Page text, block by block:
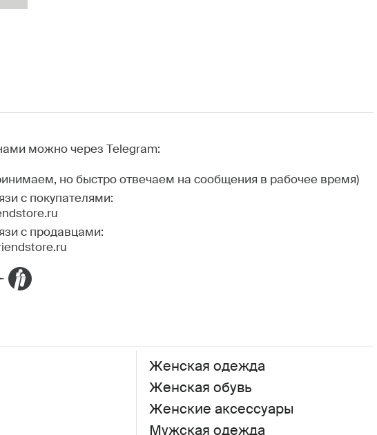
можно через Telegram:
но быстро отвечаем на сообщения в рабочее время)
с покупателями:
с продавцами:
Женская одежда
Женская обувь
Женские аксессуары
Мужская одежда